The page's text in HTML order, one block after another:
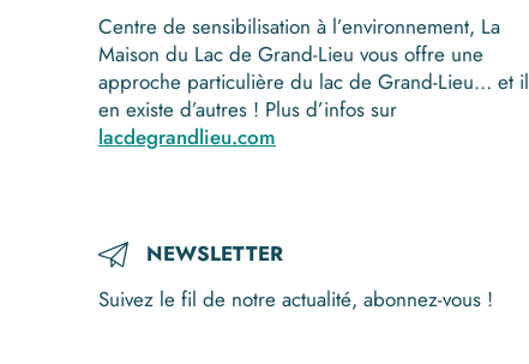
Centre de sensibilisation à l’environnement, La
Maison du Lac de Grand-Lieu vous offre une
approche particulière du lac de Grand-Lieu… et il
en existe d’autres ! Plus d’infos sur
lacdegrandlieu.com
NEWSLETTER
Suivez le fil de notre actualité, abonnez-vous !